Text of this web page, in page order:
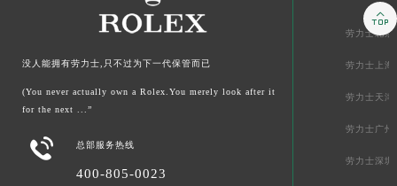
没人能拥有劳力士,只不过为下一代保管而已
(You never actually own a Rolex.You merely look after it
for the next ...”
 总部服务热线
400-805-0023
劳力士北京
劳力士上海
劳力士天津
劳力士广州
劳力士深圳
